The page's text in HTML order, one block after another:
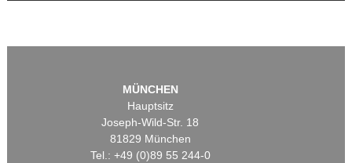
MÜNCHEN
Hauptsitz
Joseph-Wild-Str. 18
81829 München
Tel.: +49 (0)89 55 244-0